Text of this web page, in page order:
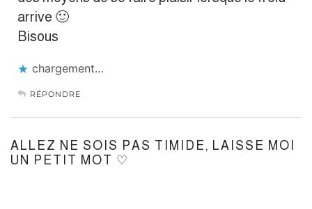
arrive 🙂
Bisous
chargement…
RÉPONDRE
ALLEZ NE SOIS PAS TIMIDE, LAISSE MOI
UN PETIT MOT ♡